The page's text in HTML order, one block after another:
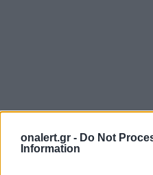
onalert.gr - Do Not
Information